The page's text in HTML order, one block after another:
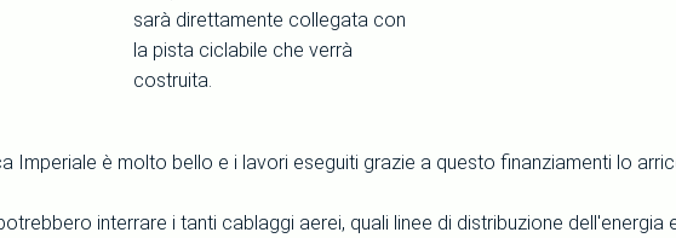
sarà direttamente collegata con
la pista ciclabile che verrà
costruita.
Imperiale è molto bello e i lavori eseguiti grazie a questo finanziamenti lo
interrare i tanti cablaggi aerei, quali linee di distribuzione dell'energia